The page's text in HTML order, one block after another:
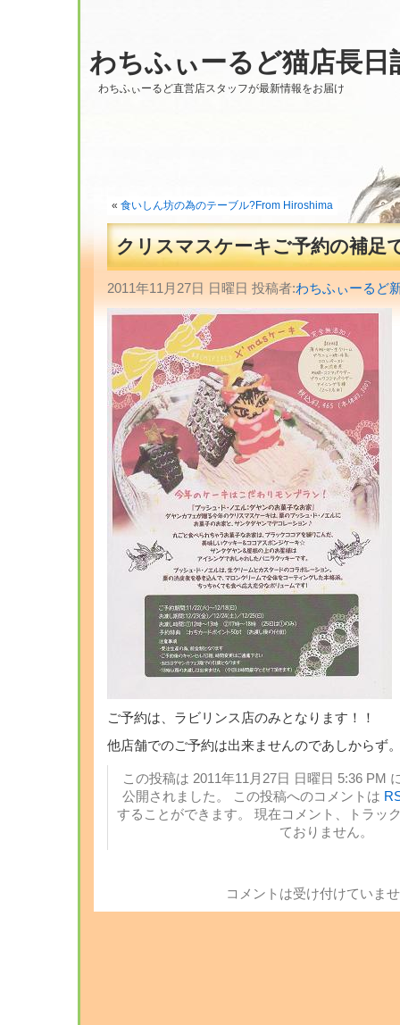
わちふぃーるど猫店長日
わちふぃーるど直営店スタッフが最新情報をお届け
« 食いしん坊の為のテーブル?From Hiroshima
クリスマスケーキご予約の補足
2011年11月27日 日曜日 投稿者:わちふぃーるど
ご予約は、ラビリンス店のみとなります！！
他店舗でのご予約は出来ませんのであしからず
この投稿は 2011年11月27日 日曜日 5:36 PM
公開されました。 この投稿へのコメントは
することができます。 現在コメント、トラッ
ておりません。
コメントは受け付けていま